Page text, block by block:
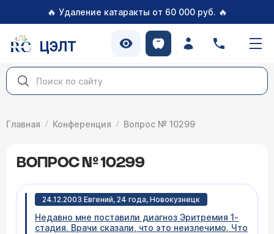
🔥 Удаление катаракты от 60 000 руб. 🔥
ЦЭЛТ
Главная Конференция Вопрос № 10299
ВОПРОС № 10299
24.12.2003 Евгений, 24 года, Новокузнецк
Недавно мне поставили диагноз Эритремия 1-
стадия. Врачи сказали, что это неизлечимо. Что